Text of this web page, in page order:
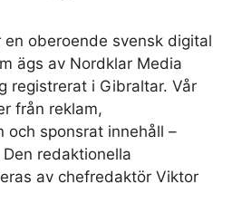
en oberoende svensk digital
ägs av Nordklar Media
registrerat i Gibraltar. Vår
från reklam,
och sponsrat innehåll –
redaktionella
av chefredaktör Viktor